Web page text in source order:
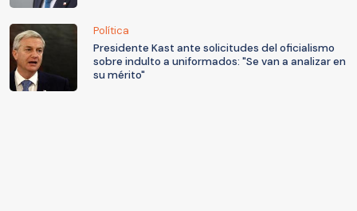
Política
Presidente Kast ante solicitudes del oficialismo
sobre indulto a uniformados: "Se van a analizar en
su mérito"